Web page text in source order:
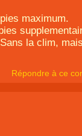
maximum.
la clim,
Répondre à ce